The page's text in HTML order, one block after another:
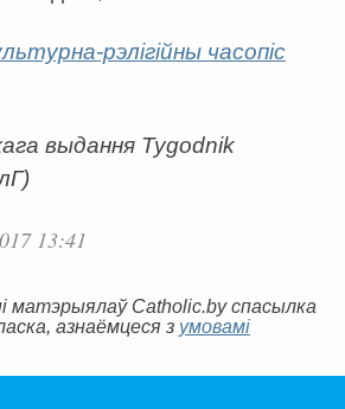
рэлігійны часопіс
выдання Tygodnik
13:41
матэрыялаў Catholic.by спасылка
азнаёмцеся з умовамі